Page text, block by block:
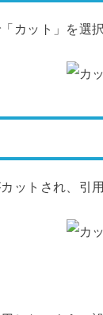
カット」を選択
ットされ、引